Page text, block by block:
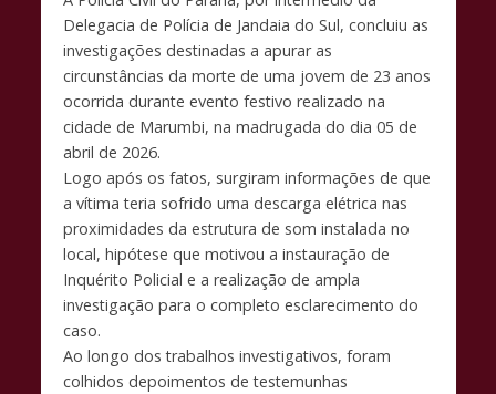
o
k
p
p
n
k
Delegacia de Polícia de Jandaia do Sul, concluiu as
investigações destinadas a apurar as
circunstâncias da morte de uma jovem de 23 anos
ocorrida durante evento festivo realizado na
cidade de Marumbi, na madrugada do dia 05 de
abril de 2026.
Logo após os fatos, surgiram informações de que
a vítima teria sofrido uma descarga elétrica nas
proximidades da estrutura de som instalada no
local, hipótese que motivou a instauração de
Inquérito Policial e a realização de ampla
investigação para o completo esclarecimento do
caso.
Ao longo dos trabalhos investigativos, foram
colhidos depoimentos de testemunhas